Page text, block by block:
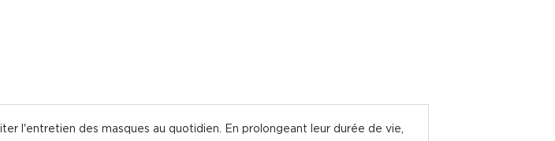
l'entretien des masques au quotidien. En prolongeant leur durée de vie,